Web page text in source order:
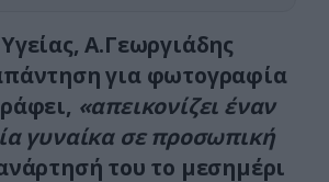
Α.Γεωργιάδης
για φωτογραφία
«απεικονίζει έναν
γυναίκα σε προσωπική
του το μεσημέρι